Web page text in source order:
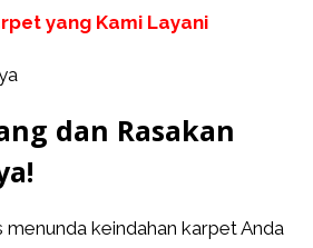
yang Kami Layani
dan Rasakan
menunda keindahan karpet Anda